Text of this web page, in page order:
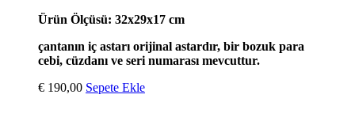
Ürün Ölçüsü: 32x29x17 cm
çantanın iç astarı orijinal astardır, bir bozuk para
cebi, cüzdanı ve seri numarası mevcuttur.
€ 190,00 Sepete Ekle